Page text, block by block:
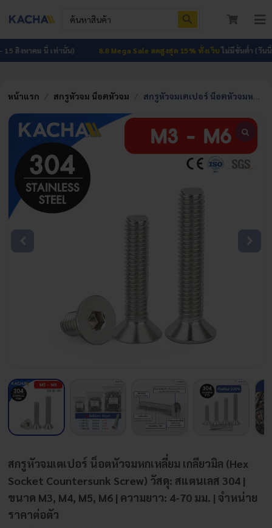
Search
for:
หน้าแรก
โปรโมชัน HOT
ผลงาน
บทความ
ติดต่อเรา
งหาคม นี้ เท่านั้น) 8.8 Mega Sale ลดสูงสุด 15% ทั้งเว็บไม่มีขั้นต่ำ (วันนี้ –
หน้าแรก สกรูหัวจม น็อตหัวจม สกรูหัวจมเตเปอร์ น็อตหัวจมหกเหลี่ยม เกลียวมิล (Hex Socket Countersunk Screw) วัสดุ: สแตนเลส 304 | ขนาด M3, M4, M5, M6 | ความยาว: 4-70 มม. | จำหน่ายราคาต่อตัว
สกรูหัวจมเตเปอร์ น็อตหัวจมหกเหลี่ยม เกลียวมิล (Hex
Socket Countersunk Screw) วัสดุ: สแตนเลส 304 |
ขนาด M3, M4, M5, M6 | ความยาว: 4-70 มม. | จำหน่าย
ราคาต่อตัว